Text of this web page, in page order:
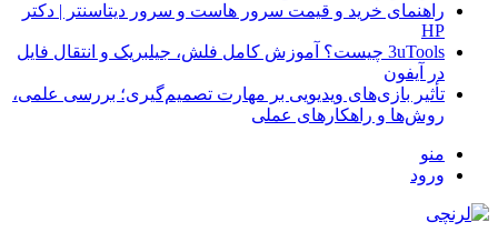
راهنمای خرید و قیمت سرور هاست و سرور دیتاسنتر | دکتر
HP
3uTools چیست؟ آموزش کامل فلش، جیلبریک و انتقال فایل
در آیفون
تأثیر بازی‌های ویدیویی بر مهارت تصمیم‌گیری؛ بررسی علمی،
روش‌ها و راهکارهای عملی
منو
ورود